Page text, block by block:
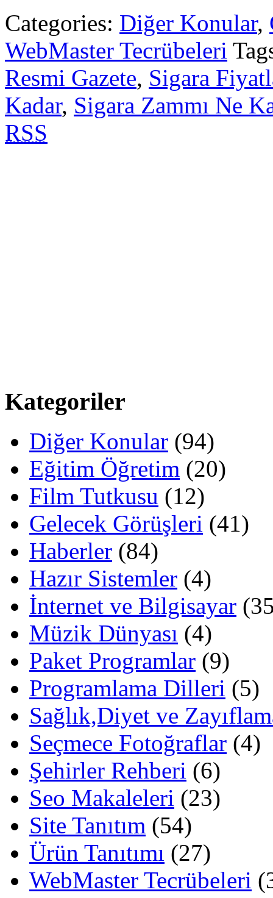
Categories: Diğer Konular,
WebMaster Tecrübeleri
Resmi Gazete, Sigara
Kadar, Sigara Zammı Ne
RSS
Kategoriler
Diğer Konular (94)
Eğitim Öğretim (20)
Film Tutkusu (12)
Gelecek Görüşleri (41)
Haberler (84)
Hazır Sistemler (4)
İnternet ve Bilgisayar
Müzik Dünyası (4)
Paket Programlar (9)
Programlama Dilleri (5)
Sağlık,Diyet ve
Seçmece Fotoğraflar (4)
Şehirler Rehberi (6)
Seo Makaleleri (23)
Site Tanıtım (54)
Ürün Tanıtımı (27)
WebMaster Tecrübeleri